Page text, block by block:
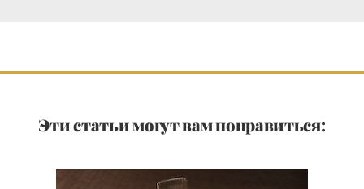
Эти статьи могут вам понравиться: